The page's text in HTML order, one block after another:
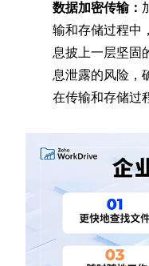
数据加密传输：
输和存储过程中
息披上一层坚固
息泄露的风险，
在传输和存储过